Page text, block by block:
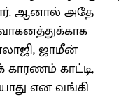
ஆனால் அதே
ஜாமீன்
காட்டி,
என வங்கி